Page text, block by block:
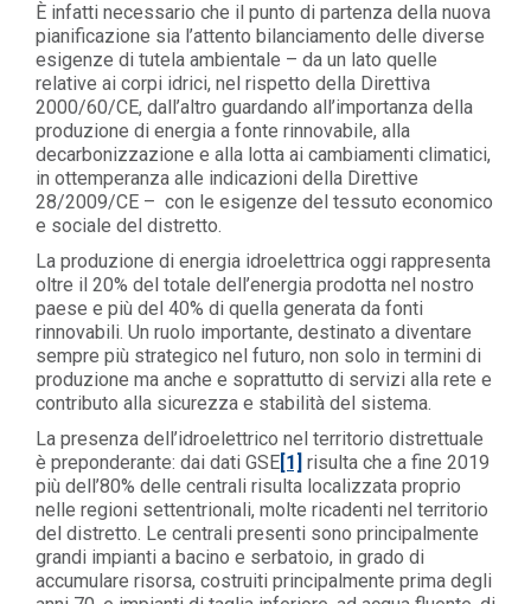
È infatti necessario che il punto di partenza della nuova
pianificazione sia l’attento bilanciamento delle diverse
esigenze di tutela ambientale – da un lato quelle
relative ai corpi idrici, nel rispetto della Direttiva
2000/60/CE, dall’altro guardando all’importanza della
produzione di energia a fonte rinnovabile, alla
decarbonizzazione e alla lotta ai cambiamenti climatici,
in ottemperanza alle indicazioni della Direttive
28/2009/CE – con le esigenze del tessuto economico
e sociale del distretto.
La produzione di energia idroelettrica oggi rappresenta
oltre il 20% del totale dell’energia prodotta nel nostro
paese e più del 40% di quella generata da fonti
rinnovabili. Un ruolo importante, destinato a diventare
sempre più strategico nel futuro, non solo in termini di
produzione ma anche e soprattutto di servizi alla rete e
contributo alla sicurezza e stabilità del sistema.
La presenza dell’idroelettrico nel territorio distrettuale
è preponderante: dai dati GSE[1] risulta che a fine 2019
più dell’80% delle centrali risulta localizzata proprio
nelle regioni settentrionali, molte ricadenti nel territorio
del distretto. Le centrali presenti sono principalmente
grandi impianti a bacino e serbatoio, in grado di
accumulare risorsa, costruiti principalmente prima degli